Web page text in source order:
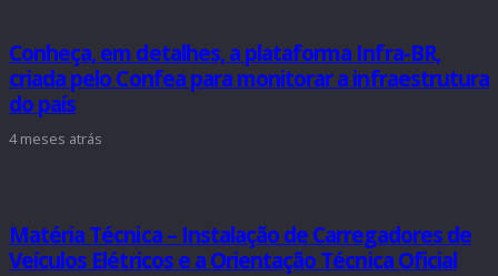
Conheça, em detalhes, a plataforma Infra-BR,
criada pelo Confea para monitorar a infraestrutura
do país
4 meses atrás
Matéria Técnica – Instalação de Carregadores de
Veículos Elétricos e a Orientação Técnica Oficial